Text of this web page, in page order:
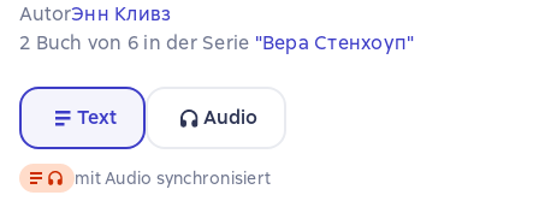
AutorЭнн Кливз
2 Buch von 6 in der Serie "Вера Стенхоуп"
Text Audio
Text, Audioformat verfügbar
mit Audio synchronisiert